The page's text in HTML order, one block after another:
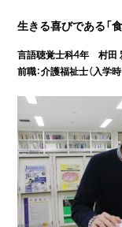
生きる喜びである「
言語聴覚士科4年 村田
前職：介護福祉士（入学時